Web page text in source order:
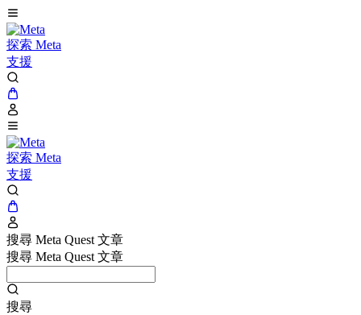
探索 Meta
支援
探索 Meta
支援
搜尋 Meta Quest 文章
搜尋 Meta Quest 文章
搜尋